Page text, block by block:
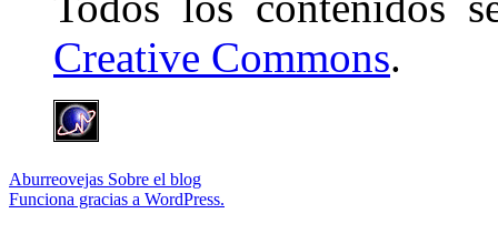
Creative Commons.
Aburreovejas Sobre el blog
Funciona gracias a WordPress.